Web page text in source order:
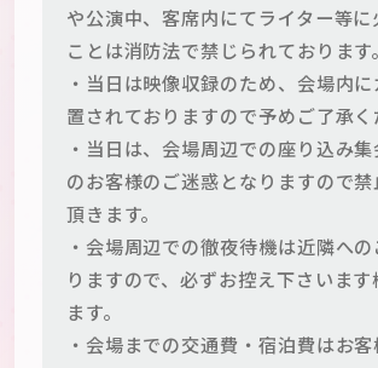
や公演中、客席内にてライター等に
ことは消防法で禁じられております。
・当日は映像収録のため、会場内
置されておりますので予めご了承く
・当日は、会場周辺での座り込み
のお客様のご迷惑となりますので
頂きます。
・会場周辺での徹夜待機は近隣へ
りますので、必ずお控え下さいま
ます。
・会場までの交通費・宿泊費はお